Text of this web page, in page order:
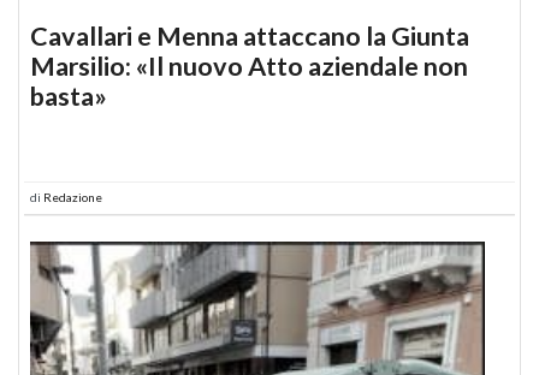
Cavallari e Menna attaccano la Giunta
Marsilio: «Il nuovo Atto aziendale non
basta»
di Redazione